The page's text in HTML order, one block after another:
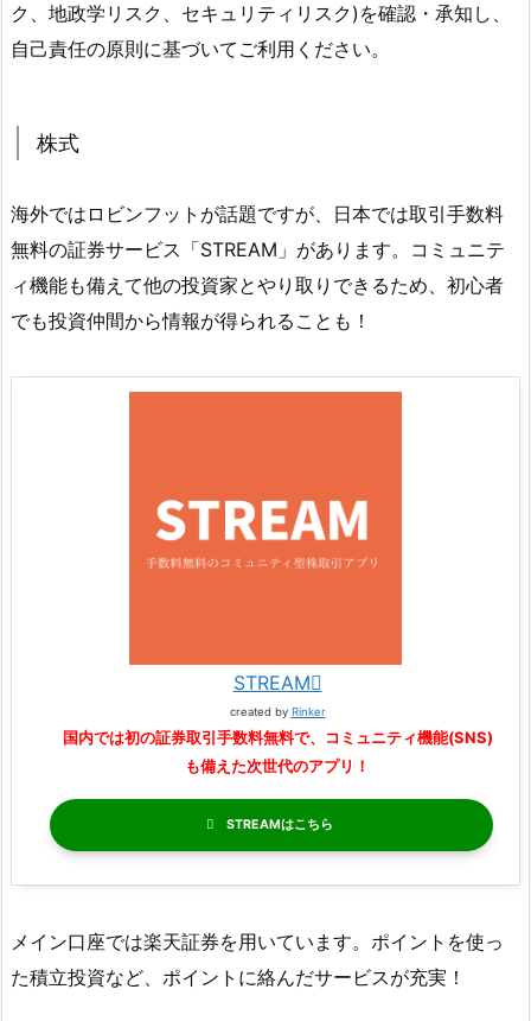
ク、地政学リスク、セキュリティリスク)を確認・承知し、
自己責任の原則に基づいてご利用ください。
株式
海外ではロビンフットが話題ですが、日本では取引手数料
無料の証券サービス「STREAM」があります。コミュニテ
ィ機能も備えて他の投資家とやり取りできるため、初心者
でも投資仲間から情報が得られることも！
STREAM
created by Rinker
国内では初の証券取引手数料無料で、コミュニティ機能(SNS)
も備えた次世代のアプリ！
STREAM
メイン口座では楽天証券を用いています。ポイントを使っ
た積立投資など、ポイントに絡んだサービスが充実！